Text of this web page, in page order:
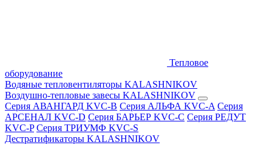
Тепловое
оборудование
Водяные тепловентиляторы KALASHNIKOV
Воздушно-тепловые завесы KALASHNIKOV
Серия АВАНГАРД KVC-B Серия АЛЬФА KVC-A Серия
АРСЕНАЛ KVC-D Серия БАРЬЕР KVC-C Серия РЕДУТ
KVC-P Серия ТРИУМФ KVC-S
Дестратификаторы KALASHNIKOV